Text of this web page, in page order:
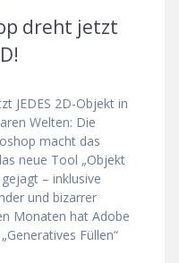
dreht jetzt
JEDES 2D-Objekt in
Welten: Die
macht das
neue Tool „Objekt
– inklusive
und bizarrer
Monaten hat Adobe
Füllen“